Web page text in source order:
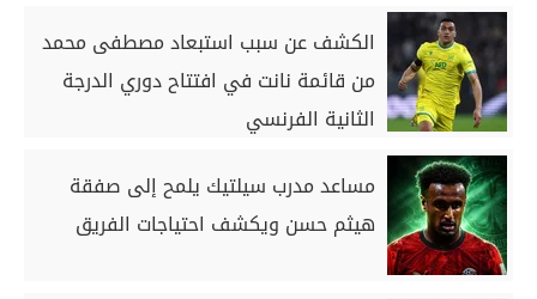
الكشف عن سبب استبعاد مصطفى محمد
من قائمة نانت في افتتاح دوري الدرجة
الثانية الفرنسي
مساعد مدرب سيلتيك يلمح إلى صفقة
هيثم حسن ويكشف احتياجات الفريق